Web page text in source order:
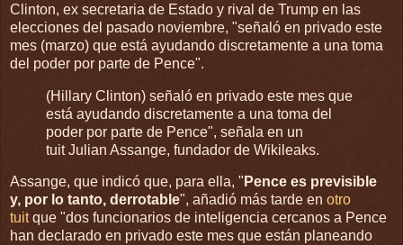
Clinton, ex secretaria de Estado y rival de Trump en las
elecciones del pasado noviembre, "señaló en privado este
mes (marzo) que está ayudando discretamente a una toma
del poder por parte de Pence".
(Hillary Clinton) señaló en privado este mes que
está ayudando discretamente a una toma del
poder por parte de Pence", señala en un
tuit Julian Assange, fundador de Wikileaks.
Assange, que indicó que, para ella, " Pence es previsible
y, por lo tanto, derrotable", añadió más tarde en otro
tuitque "dos funcionarios de inteligencia cercanos a Pence
han declarado en privado este mes que están planeando